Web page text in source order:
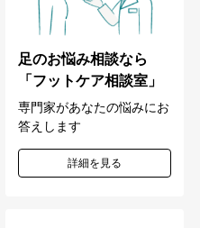
足のお悩み相談なら
「フットケア相談室」
専門家があなたの悩みにお
答えします
詳細を見る